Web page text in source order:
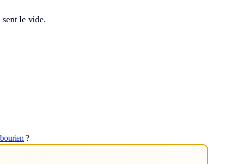
sent le vide.
?